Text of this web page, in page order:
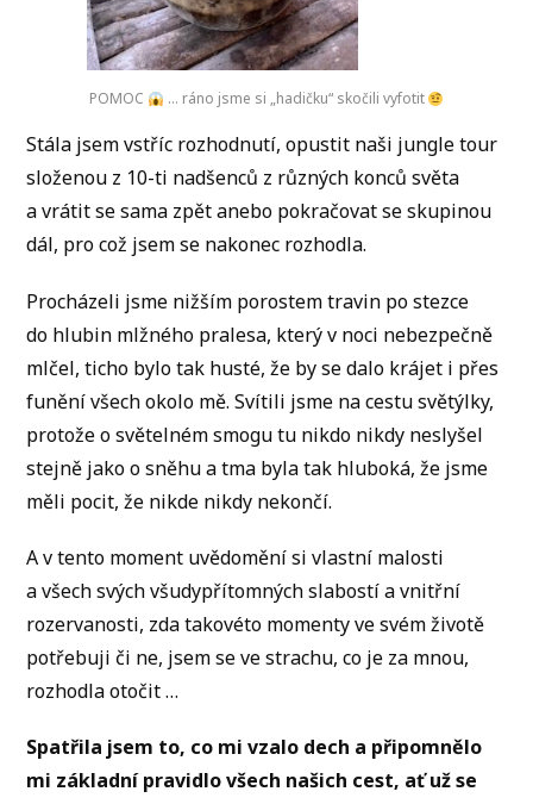
POMOC … ráno jsme si „hadičku“ skočili vyfotit
Stála jsem vstříc rozhodnutí, opustit naši jungle tour
složenou z 10-ti nadšenců z různých konců světa
a vrátit se sama zpět anebo pokračovat se skupinou
dál, pro což jsem se nakonec rozhodla.
Procházeli jsme nižším porostem travin po stezce
do hlubin mlžného pralesa, který v noci nebezpečně
mlčel, ticho bylo tak husté, že by se dalo krájet i přes
funění všech okolo mě. Svítili jsme na cestu světýlky,
protože o světelném smogu tu nikdo nikdy neslyšel
stejně jako o sněhu a tma byla tak hluboká, že jsme
měli pocit, že nikde nikdy nekončí.
A v tento moment uvědomění si vlastní malosti
a všech svých všudypřítomných slabostí a vnitřní
rozervanosti, zda takovéto momenty ve svém životě
potřebuji či ne, jsem se ve strachu, co je za mnou,
rozhodla otočit …
Spatřila jsem to, co mi vzalo dech a připomnělo
mi základní pravidlo všech našich cest, ať už se